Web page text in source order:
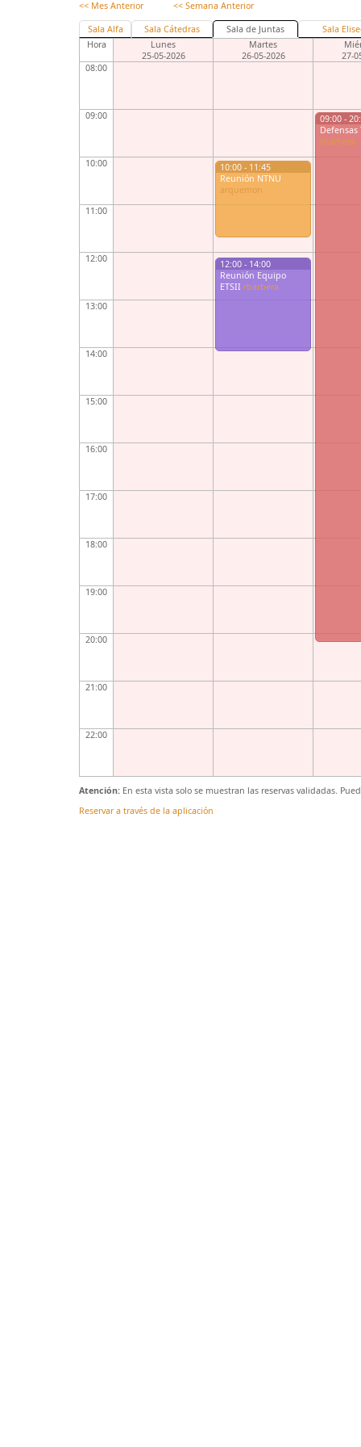
<< Mes Anterior << Semana Anterior
Sala Alfa Sala Cátedras Sala de Juntas
Sala
Hora
Lunes
25-05-2026
Martes
26-05-2026
27-
08:00
09:00
10:00
11:00
12:00
13:00
14:00
15:00
16:00
17:00
18:00
19:00
20:00
21:00
22:00
12:00 - 14:00
Reunión Equipo
ETSII rbarbera
10:00 - 11:45
Reunión NTNU
arquemon
09:00 -
Defensas
rbarbera
Atención: En esta vista solo se muestran las reservas validadas.
Reservar a través de la aplicación